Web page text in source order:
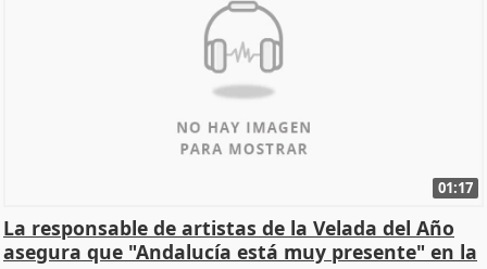
01:17
La responsable de artistas de la Velada del Año
asegura que "Andalucía está muy presente" en la